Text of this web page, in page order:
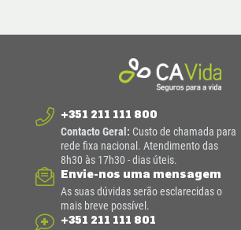
+351 211 111 800
Contacto Geral: Custo de chamada para
rede fixa nacional. Atendimento das
8h30 às 17h30 - dias úteis.
Envie-nos uma mensagem
As suas dúvidas serão esclarecidas o
mais breve possível.
+351 211 111 801